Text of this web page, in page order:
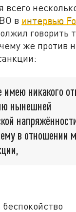
всего
в интервью
говорить
же против
никакого
нынешней
в отношении